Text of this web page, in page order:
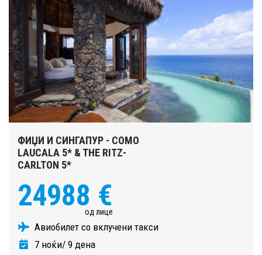
ФИЏИ И СИНГАПУР - COMO
LAUCALA 5* & THE RITZ-
CARLTON 5*
24988 €
од лице
Авиобилет со вклучени такси
7 ноќи/ 9 дена